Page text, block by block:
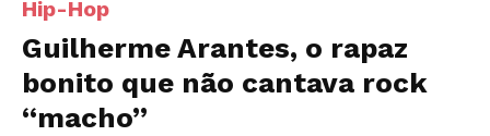
Hip-Hop
Guilherme Arantes, o rapaz
bonito que não cantava rock
“macho”